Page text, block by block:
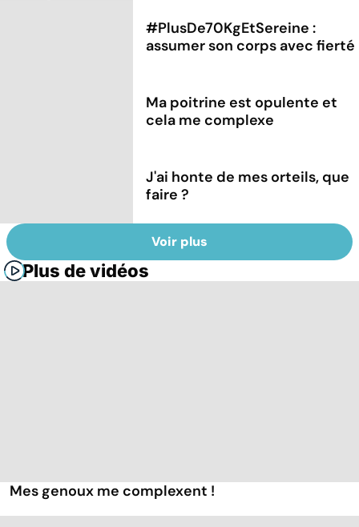
#PlusDe70KgEtSereine :
assumer son corps avec fierté
Ma poitrine est opulente et
cela me complexe
J'ai honte de mes orteils, que
faire ?
Voir plus
Plus de vidéos
Mes genoux me complexent !